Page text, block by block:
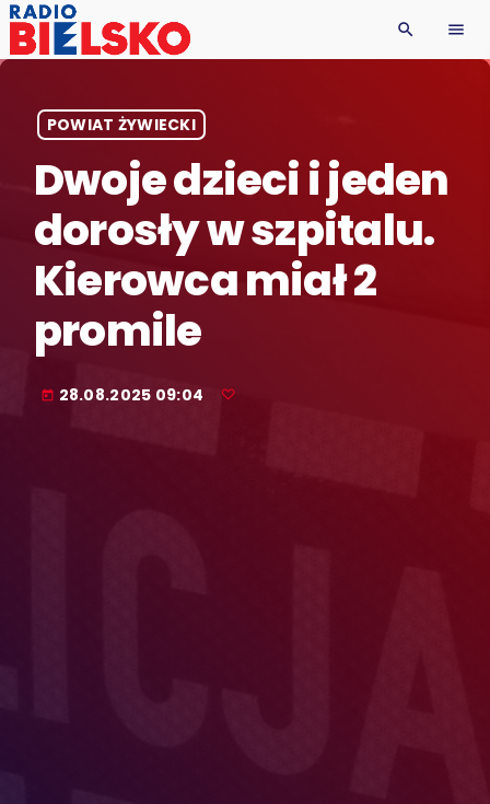
search menu
POWIAT ŻYWIECKI
Dwoje dzieci i jeden
dorosły w szpitalu.
Kierowca miał 2
promile
today 28.08.2025 09:04